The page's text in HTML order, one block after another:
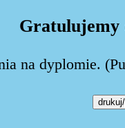
Gratulujemy
na dyplomie.